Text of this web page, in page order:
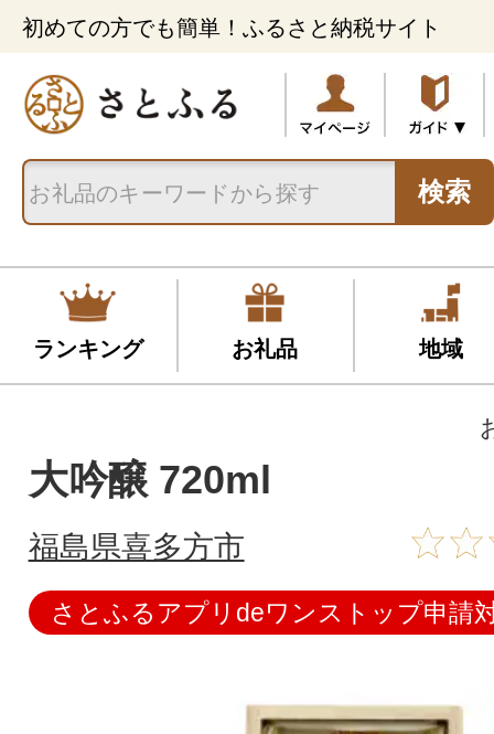
初めての方でも簡単！ふるさと納税サイト
検索
ランキング お礼品 地域
大吟醸 720ml
福島県喜多方市
さとふるアプリdeワンストップ申請